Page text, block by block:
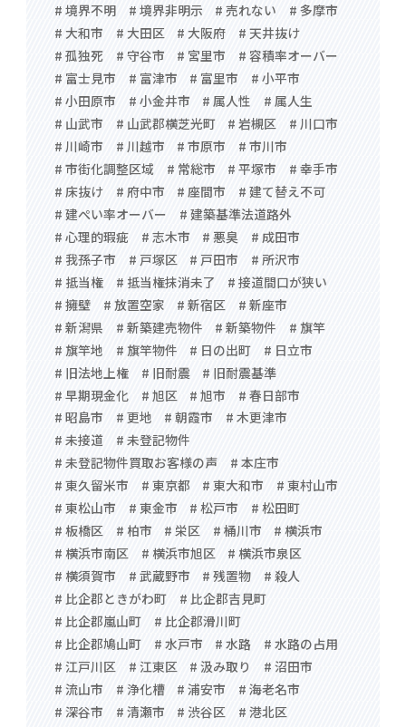
# 境界不明
# 境界非明示 # 売れない
# 多摩市
# 大和市
# 大田区 # 大阪府
# 天井抜け
# 孤独死
# 守谷市 # 宮里市
# 容積率オーバー
# 富士見市
# 富津市 # 富里市
# 小平市
# 小田原市
# 小金井市 # 属人性
# 属人生
# 山武市
# 山武郡横芝光町 # 岩槻区
# 川口市
# 川崎市
# 川越市 # 市原市
# 市川市
# 市街化調整区域
# 常総市 # 平塚市
# 幸手市
# 床抜け
# 府中市 # 座間市
# 建て替え不可
# 建ぺい率オーバー
# 建築基準法道路外
# 心理的瑕疵
# 志木市 # 悪臭
# 成田市
# 我孫子市
# 戸塚区 # 戸田市
# 所沢市
# 抵当権
# 抵当権抹消未了
# 接道間口が狭い
# 擁壁
# 放置空家 # 新宿区
# 新座市
# 新潟県
# 新築建売物件 # 新築物件
# 旗竿
# 旗竿地
# 旗竿物件 # 日の出町
# 日立市
# 旧法地上権
# 旧耐震
# 旧耐震基準
# 早期現金化
# 旭区 # 旭市
# 春日部市
# 昭島市
# 更地 # 朝霞市
# 木更津市
# 未接道
# 未登記物件
# 未登記物件買取お客様の声
# 本庄市
# 東久留米市
# 東京都 # 東大和市
# 東村山市
# 東松山市
# 東金市 # 松戸市
# 松田町
# 板橋区
# 柏市 # 栄区 # 桶川市
# 横浜市
# 横浜市南区
# 横浜市旭区
# 横浜市泉区
# 横須賀市
# 武蔵野市 # 残置物
# 殺人
# 比企郡ときがわ町
# 比企郡吉見町
# 比企郡嵐山町
# 比企郡滑川町
# 比企郡鳩山町
# 水戸市 # 水路
# 水路の占用
# 江戸川区
# 江東区 # 汲み取り
# 沼田市
# 流山市
# 浄化槽 # 浦安市
# 海老名市
# 深谷市
# 清瀬市 # 渋谷区
# 港北区